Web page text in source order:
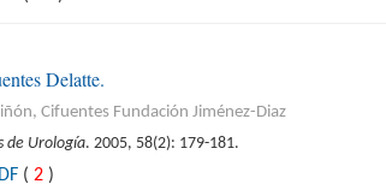
Delatte.
Cifuentes Fundación Jiménez-Diaz
de Urología. 2005, 58(2): 179-181.
( 2 )